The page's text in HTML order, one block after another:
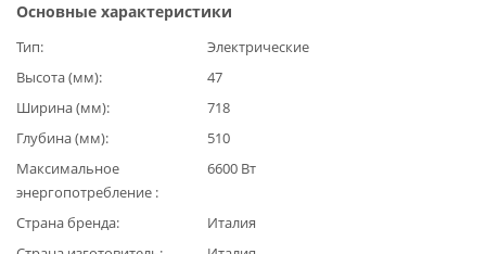
Основные характеристики
Тип
Электрические
Высота (мм)
47
Ширина (мм)
718
Глубина (мм)
510
Максимальное
энергопотребление
6600 Вт
Страна бренда
Италия